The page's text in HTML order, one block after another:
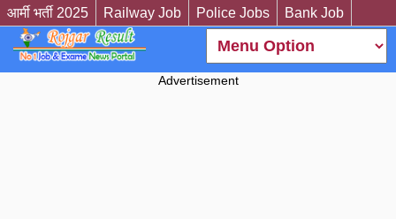
आर्मी भर्ती 2025 Railway Job Police Jobs Bank Job
Advertisement